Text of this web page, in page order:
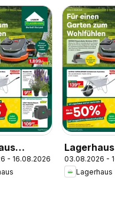
- 16.08.2026
Lagerhaus
Wochen
Angebote
03.08.2026 -
Lagerhaus